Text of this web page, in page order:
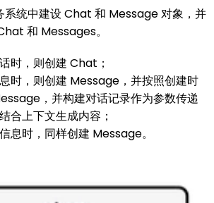
系统中建设 Chat 和 Message 对象，并
和 Messages。
时，则创建 Chat；
时，则创建 Message，并按照创建时
，并构建对话记录作为参数传递
合上下文生成内容；
息时，同样创建 Message。